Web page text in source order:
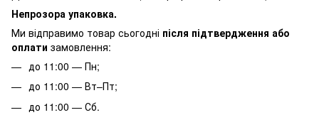
Непрозора упаковка.
Ми відправимо товар сьогодні після підтвердження або
оплати замовлення:
до 11:00 — Пн;
до 11:00 — Вт–Пт;
до 11:00 — Сб.